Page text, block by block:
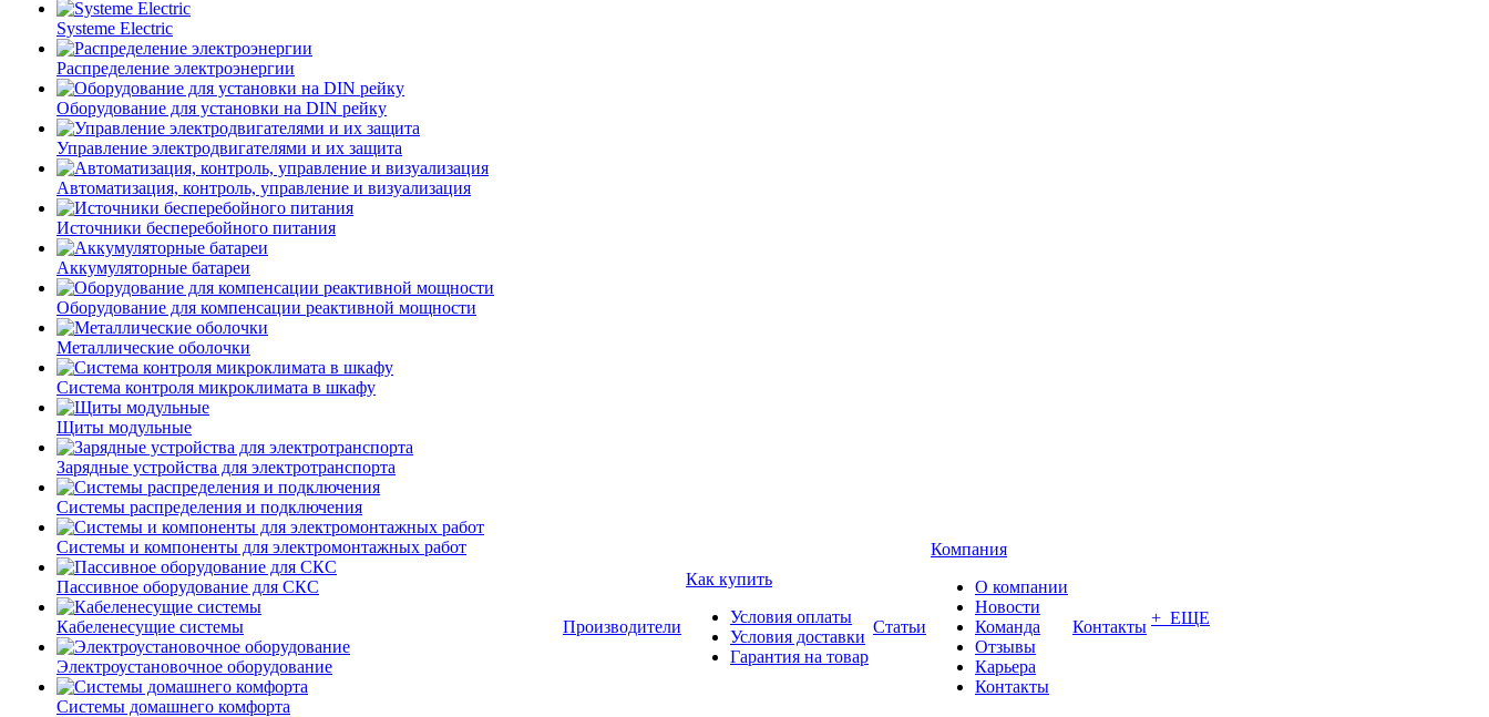
Systeme Electric
Распределение электроэнергии
Оборудование для установки на DIN рейку
Управление электродвигателями и их защита
Автоматизация, контроль, управление и визуализация
Источники бесперебойного питания
Аккумуляторные батареи
Оборудование для компенсации реактивной мощности
Металлические оболочки
Система контроля микроклимата в шкафу
Щиты модульные
Зарядные устройства для электротранспорта
Системы распределения и подключения
Системы и компоненты для электромонтажных работ
Пассивное оборудование для СКС
Кабеленесущие системы
Электроустановочное оборудование
Системы домашнего комфорта
Производители
Как купить
Условия оплаты
Условия доставки
Гарантия на товар
Статьи
Компания
О компании
Новости
Команда
Отзывы
Карьера
Контакты
Контакты + ЕЩЕ